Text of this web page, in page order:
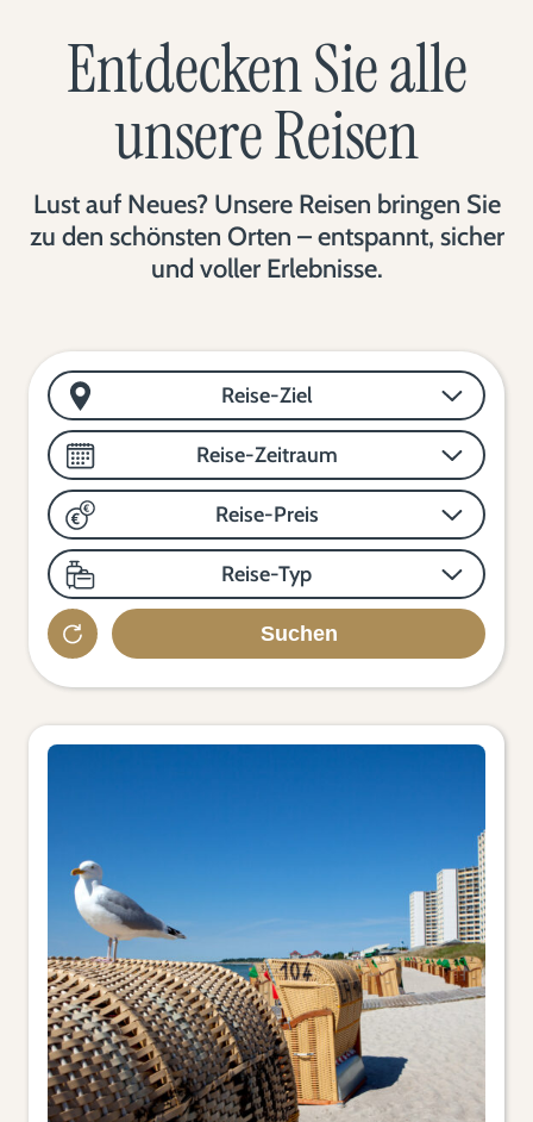
Entdecken Sie alle
unsere Reisen
Lust auf Neues? Unsere Reisen bringen Sie
zu den schönsten Orten – entspannt, sicher
und voller Erlebnisse.
Reise-Ziel
Reise-Zeitraum
Reise-Preis
Reise-Typ
Suchen